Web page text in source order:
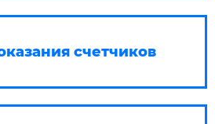
счетчиков